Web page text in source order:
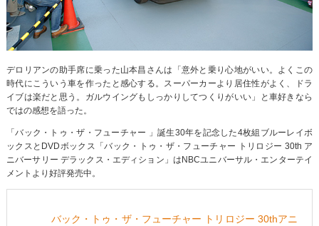
デロリアンの助手席に乗った山本昌さんは「意外と乗り心地がいい。よくこの
時代にこういう車を作ったと感心する。スーパーカーより居住性がよく、ドラ
イブは楽だと思う。ガルウイングもしっかりしてつくりがいい」と車好きなら
ではの感想を語った。
「バック・トゥ・ザ・フューチャー 」誕生30年を記念した4枚組ブルーレイボ
ックスとDVDボックス「バック・トゥ・ザ・フューチャー トリロジー 30th ア
ニバーサリー デラックス・エディション」はNBCユニバーサル・エンターテイ
メントより好評発売中。
バック・トゥ・ザ・フューチャー トリロジー 30thアニ